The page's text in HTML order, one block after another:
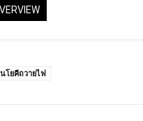
โยคีถวายไฟ